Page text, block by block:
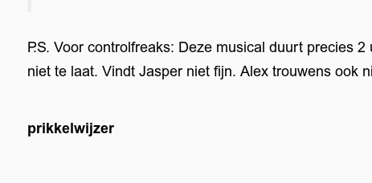
P.S. Voor controlfreaks: Deze musical duurt precies
niet te laat. Vindt Jasper niet fijn. Alex trouwens ook
prikkelwijzer